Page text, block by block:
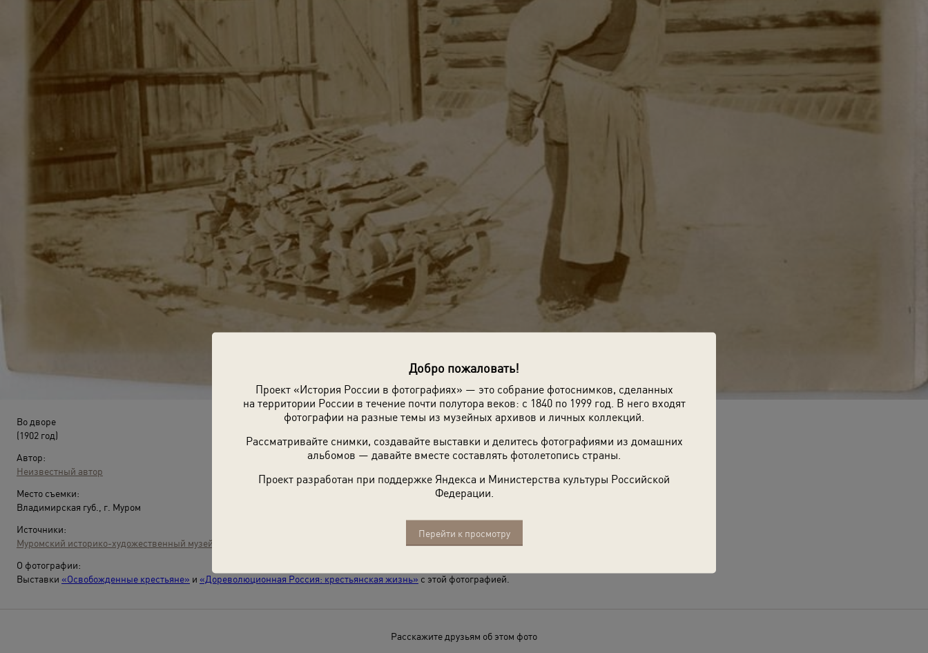
Добро пожаловать!
Проект «История России в фотографиях» — это собрание фотоснимков, сделанных
на территории России в течение почти полутора веков: с 1840 по 1999 год. В него входят
фотографии на разные темы из музейных архивов и личных коллекций.
Рассматривайте снимки, создавайте выставки и делитесь фотографиями из домашних
альбомов — давайте вместе составлять фотолетопись страны.
Проект разработан при поддержке Яндекса и Министерства культуры Российской
Федерации.
Перейти к просмотру
Во дворе
(1902 год)
Автор:
Неизвестный автор
Место съемки:
Владимирская губ., г. Муром
Источники:
Муромский историко-художественный музей
О фотографии:
Выставки «Освобожденные крестьяне» и «Дореволюционная Россия: крестьянская жизнь» с этой фотографией.
Расскажите друзьям об этом фото